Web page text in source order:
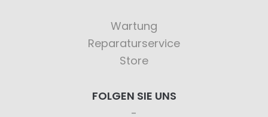
Wartung
Reparaturservice
Store
FOLGEN SIE UNS